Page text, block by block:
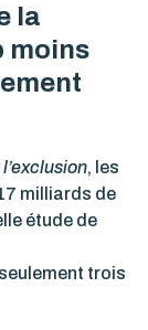
la
moins
, les
milliards de
étude de
trois